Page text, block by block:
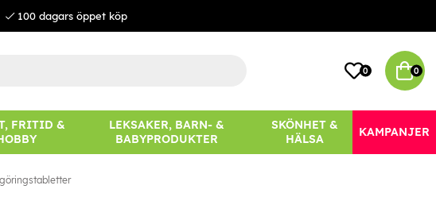
100 dagars öppet köp
0 0
FRITID &
LEKSAKER, BARN- &
BABYPRODUKTER
SKÖNHET &
HÄLSA
KAMPANJER